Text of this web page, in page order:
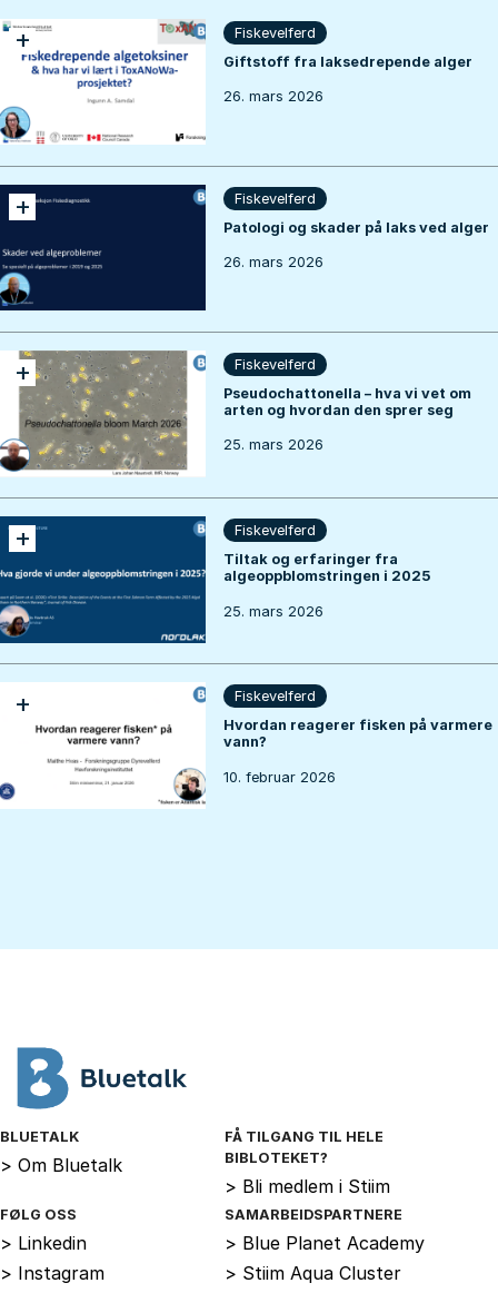
+
Fiskevelferd
Giftstoff fra laksedrepende alger
26. mars 2026
+
Fiskevelferd
Patologi og skader på laks ved alger
26. mars 2026
+
Fiskevelferd
Pseudochattonella – hva vi vet om
arten og hvordan den sprer seg
25. mars 2026
+
Fiskevelferd
Tiltak og erfaringer fra
algeoppblomstringen i 2025
25. mars 2026
+
Fiskevelferd
Hvordan reagerer fisken på varmere
vann?
10. februar 2026
BLUETALK
> Om Bluetalk
FÅ TILGANG TIL HELE
BIBLOTEKET?
> Bli medlem i Stiim
FØLG OSS
> Linkedin
> Instagram
SAMARBEIDSPARTNERE
> Blue Planet Academy
> Stiim Aqua Cluster